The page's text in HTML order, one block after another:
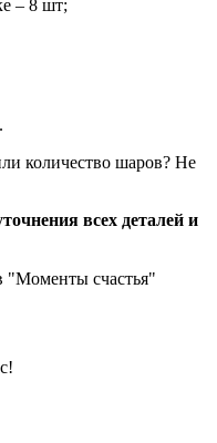
– 8 шт;
количество шаров? Не
всех деталей и
"Моменты счастья"